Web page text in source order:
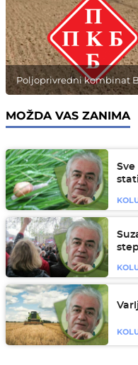
Poljoprivredni kombinat
MOŽDA VAS ZANIMA